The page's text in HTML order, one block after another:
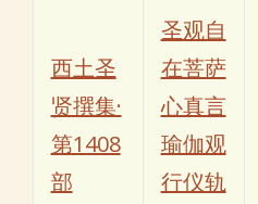
西土圣
贤撰集·
第1408
部
圣观自
在菩萨
心真言
瑜伽观
行仪轨